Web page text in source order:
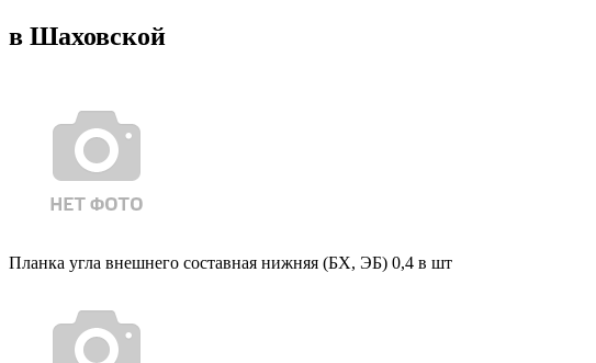
в Шаховской
Планка угла внешнего составная нижняя (БХ, ЭБ) 0,4 в шт